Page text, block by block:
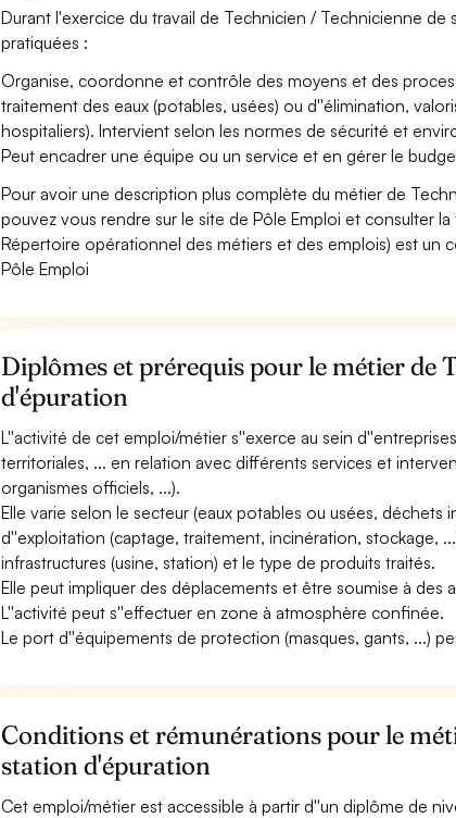
Durant l'exercice du travail de Technicien / Technicienne
pratiquées :
Organise, coordonne et contrôle des moyens et des
traitement des eaux (potables, usées) ou d''élimination,
hospitaliers). Intervient selon les normes de sécurité et
Peut encadrer une équipe ou un service et en gérer le
Pour avoir une description plus complète du métier de
pouvez vous rendre sur le site de Pôle Emploi et consulter
Répertoire opérationnel des métiers et des emplois) est un
Pôle Emploi
Diplômes et prérequis pour le métier de
d'épuration
L''activité de cet emploi/métier s''exerce au sein
territoriales, ... en relation avec différents services et
organismes officiels, ...).
Elle varie selon le secteur (eaux potables ou usées, déchets
d''exploitation (captage, traitement, incinération, stockage,
infrastructures (usine, station) et le type de produits traités.
Elle peut impliquer des déplacements et être soumise à des
L''activité peut s''effectuer en zone à atmosphère confinée.
Le port d''équipements de protection (masques, gants, ...)
Conditions et rémunérations pour le
station d'épuration
Cet emploi/métier est accessible à partir d''un diplôme de